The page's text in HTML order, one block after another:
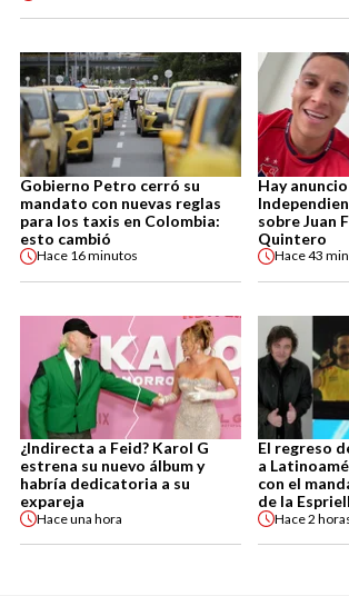
Gobierno Petro cerró su
mandato con nuevas reglas
para los taxis en Colombia:
esto cambió
Hace 16 minutos
Hay
sobre Juan
Quintero
Hace43
¿Indirecta a Feid? Karol G
estrena su nuevo álbum y
habría dedicatoria a su
expareja
Haceuna hora
El regreso
a
con el
de la
Hace2